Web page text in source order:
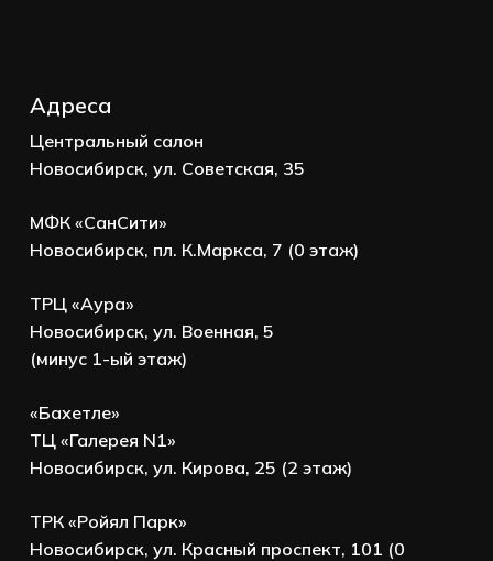
Адреса
Центральный салон
Новосибирск, ул. Советская, 35
МФК «СанСити»
Новосибирск, пл. К.Маркса, 7 (0 этаж)
ТРЦ «Аура»
Новосибирск, ул. Военная, 5
(минус 1-ый этаж)
«Бахетле»
ТЦ «Галерея N1»
Новосибирск, ул. Кирова, 25 (2 этаж)
ТРК «Ройял Парк»
Новосибирск, ул. Красный проспект, 101 (0